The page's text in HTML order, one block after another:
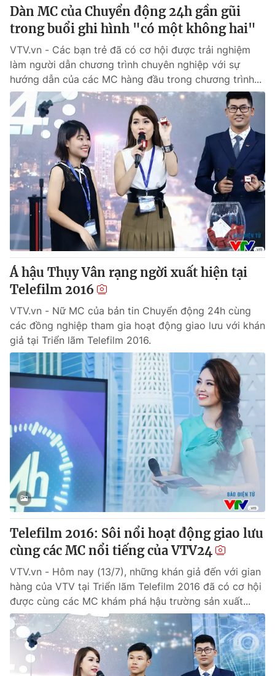
Dàn MC của Chuyển động 24h gần gũi
trong buổi ghi hình "có một không hai"
VTV.vn - Các bạn trẻ đã có cơ hội được trải nghiệm
làm người dẫn chương trình chuyên nghiệp với sự
hướng dẫn của các MC hàng đầu trong chương trình...
Á hậu Thụy Vân rạng ngời xuất hiện tại
Telefilm 2016
VTV.vn - Nữ MC của bản tin Chuyển động 24h cùng
các đồng nghiệp tham gia hoạt động giao lưu với khán
giả tại Triển lãm Telefilm 2016.
Telefilm 2016: Sôi nổi hoạt động giao lưu
cùng các MC nổi tiếng của VTV24
VTV.vn - Hôm nay (13/7), những khán giả đến với gian
hàng của VTV tại Triển lãm Telefilm 2016 đã có cơ hội
được cùng các MC khám phá hậu trường sản xuất...